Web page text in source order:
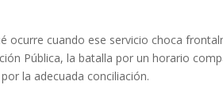
ocurre cuando ese servicio choca
Pública, la batalla por un horario
la adecuada conciliación.